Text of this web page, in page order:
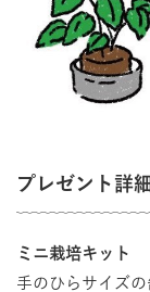
プレゼント詳
ミニ栽培キット
手のひらサイズ